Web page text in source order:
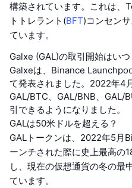
構築されています。これは、
トトレラント(BFT)コンセン
ています。
Galxe (GAL)の取引開始はいつ
Galxeは、Binance
て発表されました。2022年4
GAL/BTC、GAL/BNB、GAL/
引できるようになりました。
GALは50米ドルを超える？
GALトークンは、2022年5月
ーンチされた際に史上最高の
し、現在の仮想通貨の冬の最
ています。